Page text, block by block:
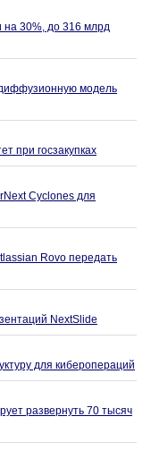
на 30%, до 316 млрд
модель
при госзакупках
Cyclones для
Rovo передать
NextSlide
для киберопераций
развернуть 70 тысяч